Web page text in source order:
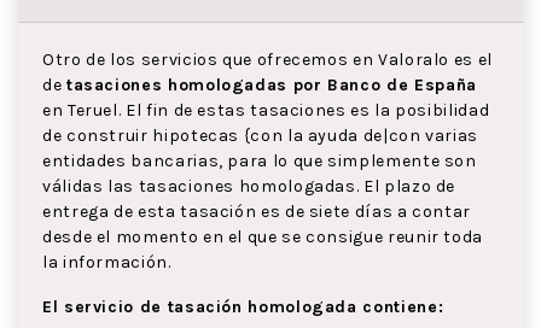
Otro de los servicios que ofrecemos en Valoralo es el
de tasaciones homologadas por Banco de España
en Teruel. El fin de estas tasaciones es la posibilidad
de construir hipotecas {con la ayuda de|con varias
entidades bancarias, para lo que simplemente son
válidas las tasaciones homologadas. El plazo de
entrega de esta tasación es de siete días a contar
desde el momento en el que se consigue reunir toda
la información.
El servicio de tasación homologada contiene: